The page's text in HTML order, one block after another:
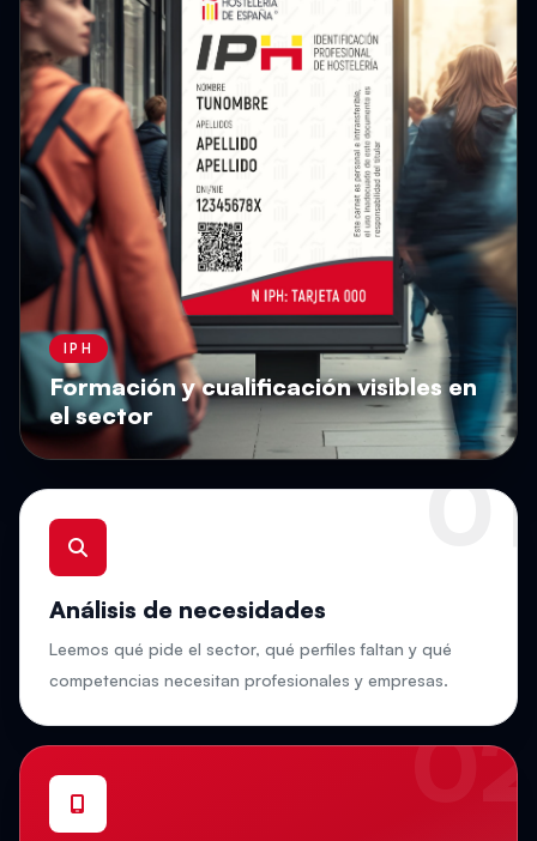
IPH
Formación y cualificación visibles en
el sector
01
Análisis de necesidades
Leemos qué pide el sector, qué perfiles faltan y qué
competencias necesitan profesionales y empresas.
02